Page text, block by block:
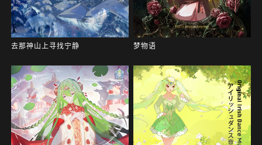
去那神山上寻找宁静 梦物语